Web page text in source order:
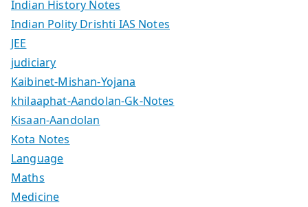
Indian History Notes
Indian Polity Drishti IAS Notes
JEE
judiciary
Kaibinet-Mishan-Yojana
khilaaphat-Aandolan-Gk-Notes
Kisaan-Aandolan
Kota Notes
Language
Maths
Medicine